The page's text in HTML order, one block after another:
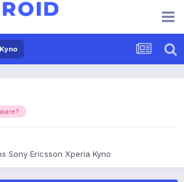
Sony Ericsson Xperia Kyno